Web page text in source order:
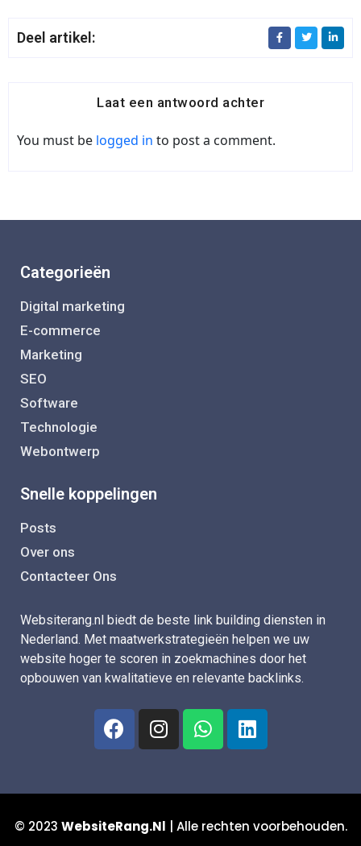
Deel artikel:
Laat een antwoord achter
You must be logged in to post a comment.
Categorieën
Digital marketing
E-commerce
Marketing
SEO
Software
Technologie
Webontwerp
Snelle koppelingen
Posts
Over ons
Contacteer Ons
Websiterang.nl biedt de beste link building diensten in
Nederland. Met maatwerkstrategieën helpen we uw
website hoger te scoren in zoekmachines door het
opbouwen van kwalitatieve en relevante backlinks.
© 2023 WebsiteRang.Nl | Alle rechten voorbehouden.